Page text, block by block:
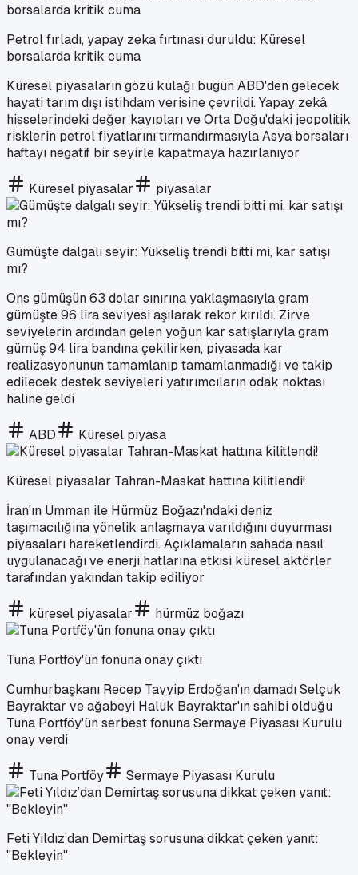
Petrol fırladı, yapay zeka fırtınası duruldu: Küresel
borsalarda kritik cuma
Küresel piyasaların gözü kulağı bugün ABD'den gelecek
hayati tarım dışı istihdam verisine çevrildi. Yapay zekâ
hisselerindeki değer kayıpları ve Orta Doğu'daki jeopolitik
risklerin petrol fiyatlarını tırmandırmasıyla Asya borsaları
haftayı negatif bir seyirle kapatmaya hazırlanıyor
Küresel piyasalar piyasalar
Gümüşte dalgalı seyir: Yükseliş trendi bitti mi, kar satışı
mı?
Ons gümüşün 63 dolar sınırına yaklaşmasıyla gram
gümüşte 96 lira seviyesi aşılarak rekor kırıldı. Zirve
seviyelerin ardından gelen yoğun kar satışlarıyla gram
gümüş 94 lira bandına çekilirken, piyasada kar
realizasyonunun tamamlanıp tamamlanmadığı ve takip
edilecek destek seviyeleri yatırımcıların odak noktası
haline geldi
ABD Küresel piyasa
Küresel piyasalar Tahran-Maskat hattına kilitlendi!
İran'ın Umman ile Hürmüz Boğazı'ndaki deniz
taşımacılığına yönelik anlaşmaya varıldığını duyurması
piyasaları hareketlendirdi. Açıklamaların sahada nasıl
uygulanacağı ve enerji hatlarına etkisi küresel aktörler
tarafından yakından takip ediliyor
küresel piyasalar hürmüz boğazı
Tuna Portföy'ün fonuna onay çıktı
Cumhurbaşkanı Recep Tayyip Erdoğan'ın damadı Selçuk
Bayraktar ve ağabeyi Haluk Bayraktar'ın sahibi olduğu
Tuna Portföy'ün serbest fonuna Sermaye Piyasası Kurulu
onay verdi
Tuna Portföy Sermaye Piyasası Kurulu
Feti Yıldız’dan Demirtaş sorusuna dikkat çeken yanıt:
"Bekleyin"